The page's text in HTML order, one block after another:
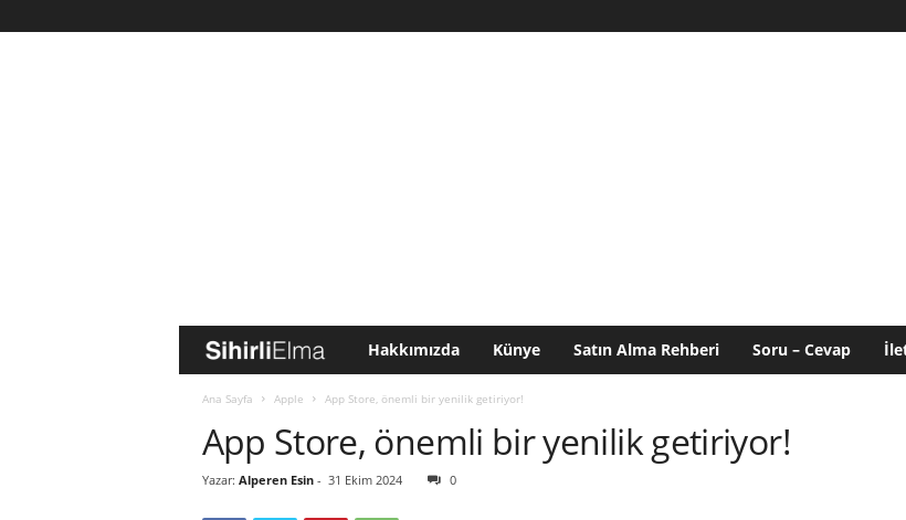
i
h
Hakkımızda Künye Satın Alma Rehberi Soru – Cevap
Ana Sayfa Apple App Store, önemli bir yenilik getiriyor!
App Store, önemli bir yenilik getiriyor!
Yazar: Alperen Esin- 31 Ekim 2024 0